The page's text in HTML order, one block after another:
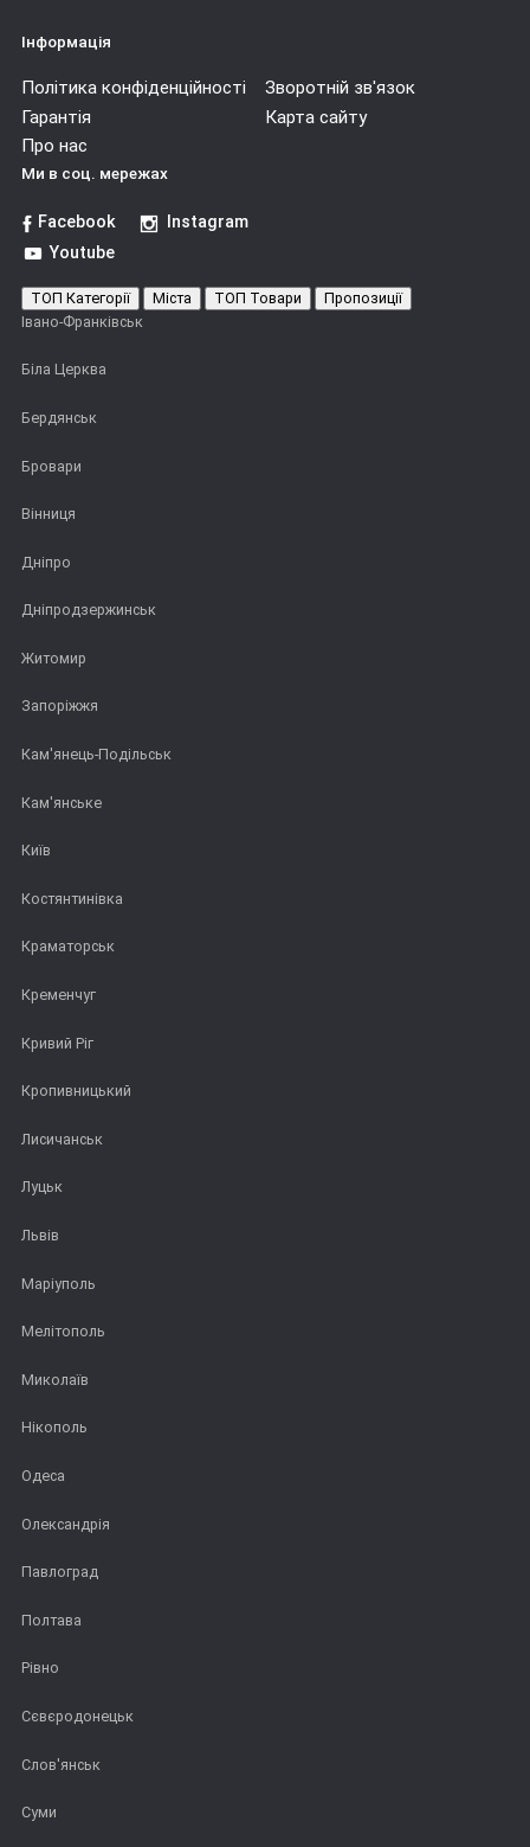
Інформація
Політика конфіденційності
Зворотній зв'язок
Гарантія
Карта сайту
Про нас
Ми в соц. мережах
Facebook
Instagram
Youtube
ТОП Категорії Міста ТОП Товари
Пропозиції
Івано-Франківськ
Біла Церква
Бердянськ
Бровари
Вінниця
Дніпро
Дніпродзержинськ
Житомир
Запоріжжя
Кам'янець-Подільськ
Кам'янське
Київ
Костянтинівка
Краматорськ
Кременчуг
Кривий Ріг
Кропивницький
Лисичанськ
Луцьк
Львів
Маріуполь
Мелітополь
Миколаїв
Нікополь
Одеса
Олександрія
Павлоград
Полтава
Рівно
Сєвєродонецьк
Слов'янськ
Суми